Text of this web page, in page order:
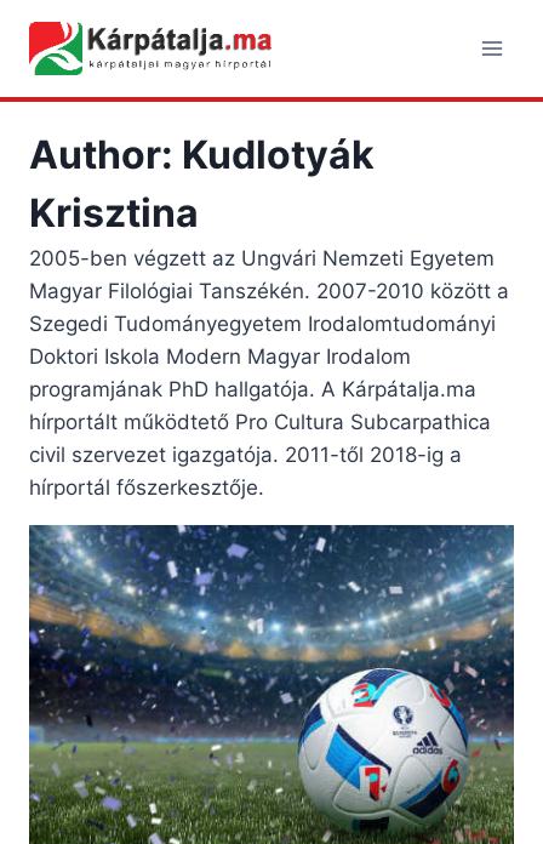
content
Author: Kudlotyák
Krisztina
2005-ben végzett az Ungvári Nemzeti Egyetem
Magyar Filológiai Tanszékén. 2007-2010 között a
Szegedi Tudományegyetem Irodalomtudományi
Doktori Iskola Modern Magyar Irodalom
programjának PhD hallgatója. A Kárpátalja.ma
hírportált működtető Pro Cultura Subcarpathica
civil szervezet igazgatója. 2011-től 2018-ig a
hírportál főszerkesztője.